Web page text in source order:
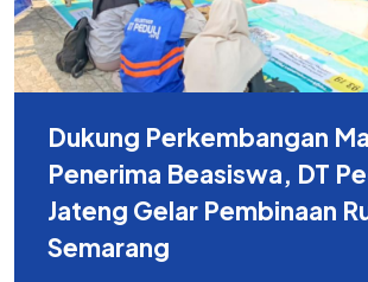
Dukung Perkembangan
Penerima Beasiswa, DT
Jateng Gelar Pembinaan
Semarang